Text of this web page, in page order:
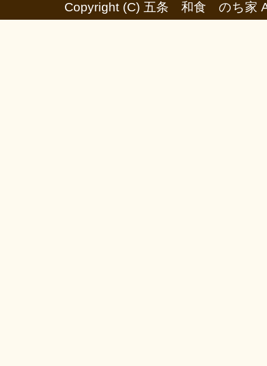
Copyright (C) 五条 和食 のち家